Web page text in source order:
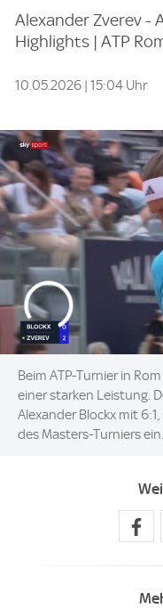
Alexander Zverev -
Highlights | ATP
10.05.2026 | 15:04 Uhr
Beim ATP-Turnier in
einer starken Leistung.
Alexander Blockx mit
des Masters-Turniers ein.